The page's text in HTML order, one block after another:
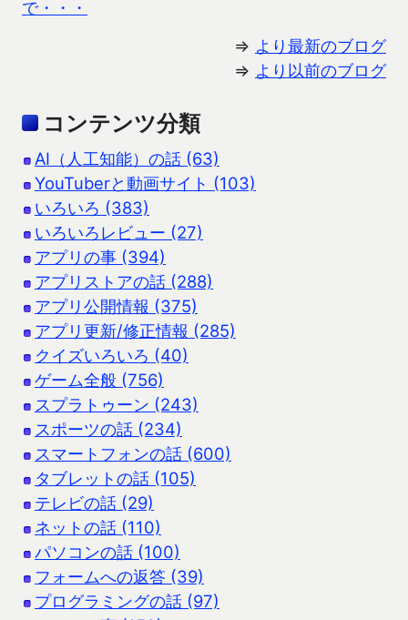
で・・・
⇒ より最新のブログ
⇒ より以前のブログ
コンテンツ分類
AI（人工知能）の話 (63)
YouTuberと動画サイト (103)
いろいろ (383)
いろいろレビュー (27)
アプリの事 (394)
アプリストアの話 (288)
アプリ公開情報 (375)
アプリ更新/修正情報 (285)
クイズいろいろ (40)
ゲーム全般 (756)
スプラトゥーン (243)
スポーツの話 (234)
スマートフォンの話 (600)
タブレットの話 (105)
テレビの話 (29)
ネットの話 (110)
パソコンの話 (100)
フォームへの返答 (39)
プログラミングの話 (97)